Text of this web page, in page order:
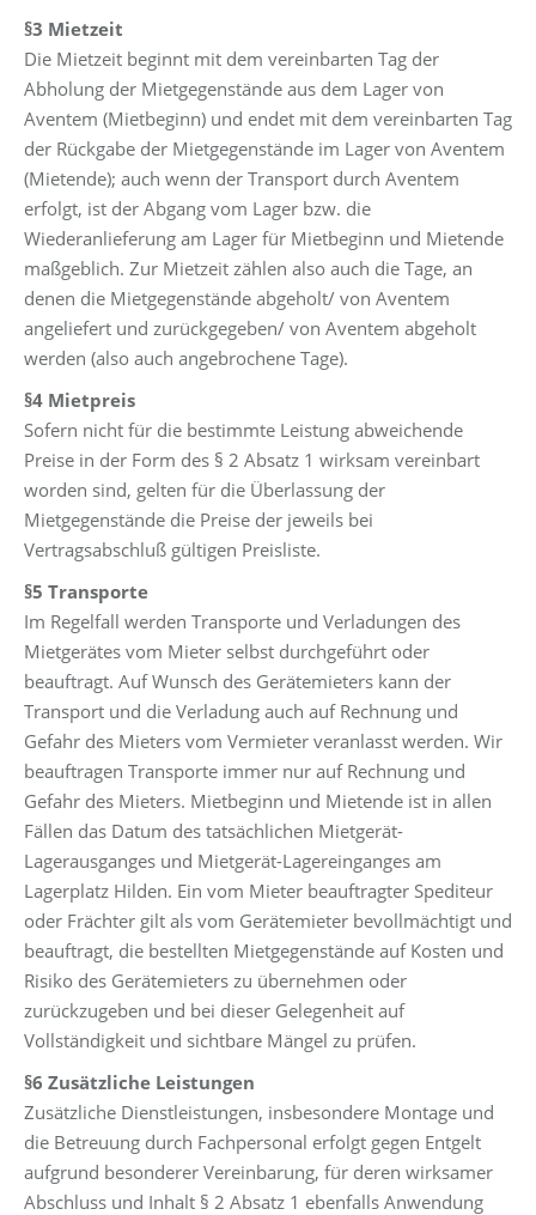
§3 Mietzeit
Die Mietzeit beginnt mit dem vereinbarten Tag der
Abholung der Mietgegenstände aus dem Lager von
Aventem (Mietbeginn) und endet mit dem vereinbarten Tag
der Rückgabe der Mietgegenstände im Lager von Aventem
(Mietende); auch wenn der Transport durch Aventem
erfolgt, ist der Abgang vom Lager bzw. die
Wiederanlieferung am Lager für Mietbeginn und Mietende
maßgeblich. Zur Mietzeit zählen also auch die Tage, an
denen die Mietgegenstände abgeholt/ von Aventem
angeliefert und zurückgegeben/ von Aventem abgeholt
werden (also auch angebrochene Tage).
§4 Mietpreis
Sofern nicht für die bestimmte Leistung abweichende
Preise in der Form des § 2 Absatz 1 wirksam vereinbart
worden sind, gelten für die Überlassung der
Mietgegenstände die Preise der jeweils bei
Vertragsabschluß gültigen Preisliste.
§5 Transporte
Im Regelfall werden Transporte und Verladungen des
Mietgerätes vom Mieter selbst durchgeführt oder
beauftragt. Auf Wunsch des Gerätemieters kann der
Transport und die Verladung auch auf Rechnung und
Gefahr des Mieters vom Vermieter veranlasst werden. Wir
beauftragen Transporte immer nur auf Rechnung und
Gefahr des Mieters. Mietbeginn und Mietende ist in allen
Fällen das Datum des tatsächlichen Mietgerät-
Lagerausganges und Mietgerät-Lagereinganges am
Lagerplatz Hilden. Ein vom Mieter beauftragter Spediteur
oder Frächter gilt als vom Gerätemieter bevollmächtigt und
beauftragt, die bestellten Mietgegenstände auf Kosten und
Risiko des Gerätemieters zu übernehmen oder
zurückzugeben und bei dieser Gelegenheit auf
Vollständigkeit und sichtbare Mängel zu prüfen.
§6 Zusätzliche Leistungen
Zusätzliche Dienstleistungen, insbesondere Montage und
die Betreuung durch Fachpersonal erfolgt gegen Entgelt
aufgrund besonderer Vereinbarung, für deren wirksamer
Abschluss und Inhalt § 2 Absatz 1 ebenfalls Anwendung